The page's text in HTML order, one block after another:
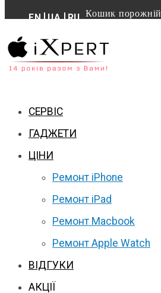
EN UA RU Кошик порожній
СЕРВІС
ГАДЖЕТИ
ЦІНИ
Ремонт iPhone
Ремонт iPad
Ремонт Macbook
Ремонт Apple Watch
ВІДГУКИ
АКЦІЇ